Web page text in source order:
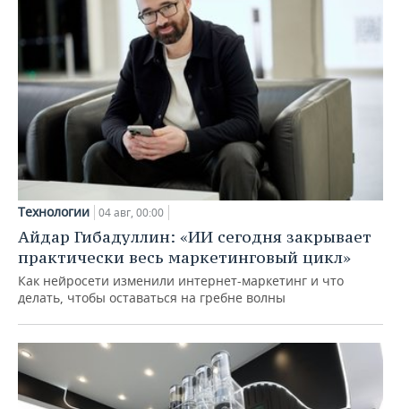
Технологии 04 авг, 00:00
Айдар Гибадуллин: «ИИ сегодня закрывает
практически весь маркетинговый цикл»
Как нейросети изменили интернет-маркетинг и что
делать, чтобы оставаться на гребне волны